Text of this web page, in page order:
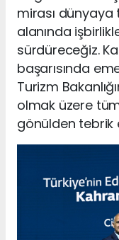
mirası dünyaya
alanında
sürdüreceğiz.
başarısında
Turizm
olmak üzere
gönülden tebrik